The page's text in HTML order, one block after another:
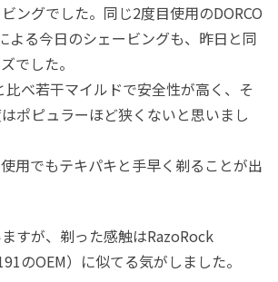
ングでした。同じ2度目使用のDORCO
よる今日のシェービングも、昨日と同
でした。
比べ若干マイルドで安全性が高く、そ
ポピュラーほど狭くないと思いまし
用でもテキパキと手早く剃ることが出
すが、剃った感触はRazoRock
のOEM）に似てる気がしました。